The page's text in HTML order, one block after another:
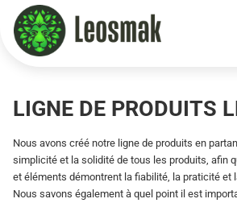
Home /
Products
LIGNE DE PRODUITS
Nous avons créé notre ligne de produits en
simplicité et la solidité de tous les produits, afin
et éléments démontrent la fiabilité, la praticité et
Nous savons également à quel point il est